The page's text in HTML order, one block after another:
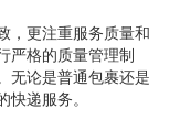
，更注重服务质量和
严格的质量管理制
无论是普通包裹还是
递服务。